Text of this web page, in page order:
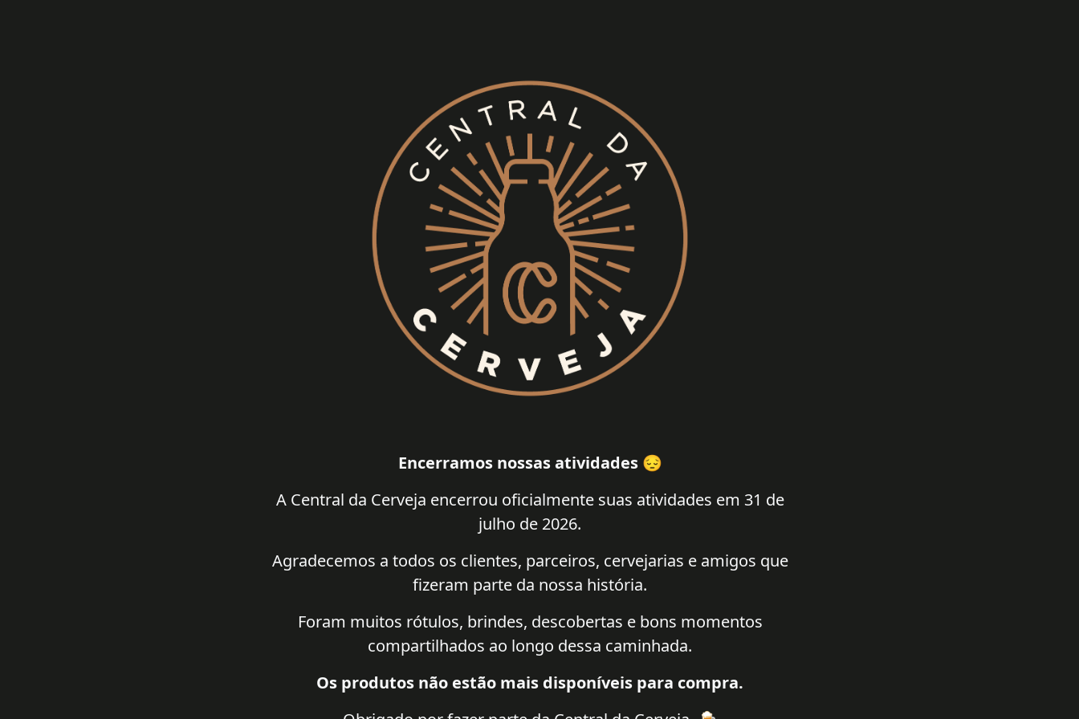
Encerramos nossas atividades 😔
A Central da Cerveja encerrou oficialmente suas atividades em 31 de
julho de 2026.
Agradecemos a todos os clientes, parceiros, cervejarias e amigos que
fizeram parte da nossa história.
Foram muitos rótulos, brindes, descobertas e bons momentos
compartilhados ao longo dessa caminhada.
Os produtos não estão mais disponíveis para compra.